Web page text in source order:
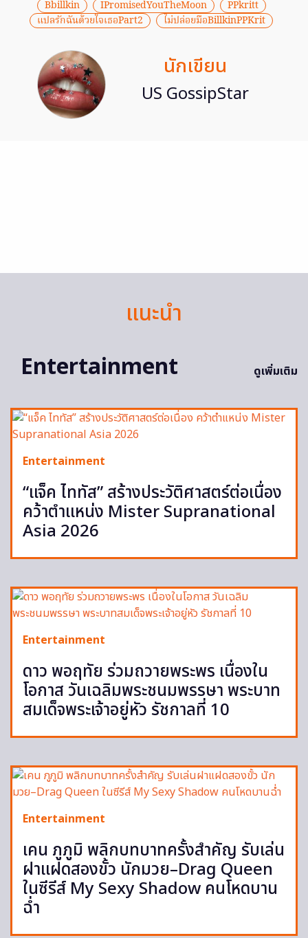
Bbillkin IPromisedYouTheMoon
PPkritt
แปลรักฉันด้วยใจเธอPart2
ไม่ปล่อยมือBillkinPPKrit
นักเขียน
US GossipStar
แนะนำ
Entertainment
ดูเพิ่มเติม
Entertainment
“แจ็ค ไททัส” สร้างประวัติศาสตร์ต่อเนื่อง
คว้าตำแหน่ง Mister Supranational
Asia 2026
Entertainment
ดาว พอฤทัย ร่วมถวายพระพร เนื่องใน
โอกาส วันเฉลิมพระชนมพรรษา พระบาท
สมเด็จพระเจ้าอยู่หัว รัชกาลที่ 10
Entertainment
เคน ภูภูมิ พลิกบทบาทครั้งสำคัญ รับเล่น
ฝาแฝดสองขั้ว นักมวย–Drag Queen
ในซีรีส์ My Sexy Shadow คนโหดบาน
ฉ่ำ